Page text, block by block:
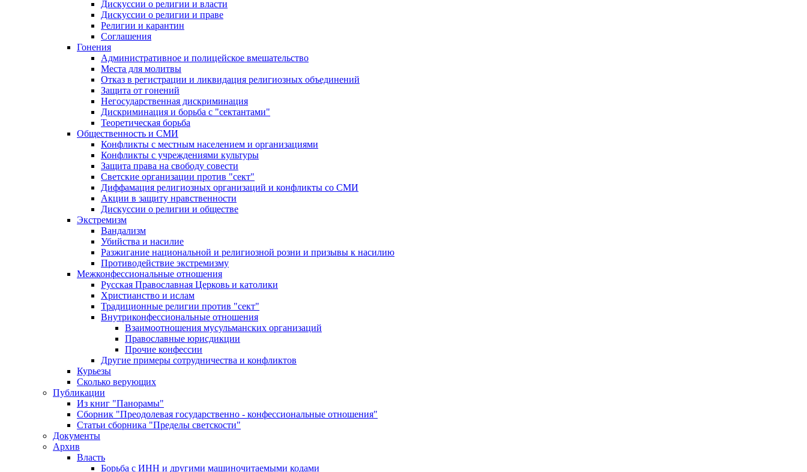
Дискуссии о религии и власти
Дискуссии о религии и праве
Религии и карантин
Соглашения
Гонения
Административное и полицейское вмешательство
Места для молитвы
Отказ в регистрации и ликвидация религиозных объединений
Защита от гонений
Негосударственная дискриминация
Дискриминация и борьба с "сектантами"
Теоретическая борьба
Общественность и СМИ
Конфликты с местным населением и организациями
Конфликты с учреждениями культуры
Защита права на свободу совести
Светские организации против "сект"
Диффамация религиозных организаций и конфликты со СМИ
Акции в защиту нравственности
Дискуссии о религии и обществе
Экстремизм
Вандализм
Убийства и насилие
Разжигание национальной и религиозной розни и призывы к насилию
Противодействие экстремизму
Межконфессиональные отношения
Русская Православная Церковь и католики
Христианство и ислам
Традиционные религии против "сект"
Внутриконфессиональные отношения
Взаимоотношения мусульманских организаций
Православные юрисдикции
Прочие конфессии
Другие примеры сотрудничества и конфликтов
Курьезы
Сколько верующих
Публикации
Из книг "Панорамы"
Сборник "Преодолевая государственно - конфессиональные отношения"
Статьи сборника "Пределы светскости"
Документы
Архив
Власть
Борьба с ИНН и другими машиночитаемыми кодами